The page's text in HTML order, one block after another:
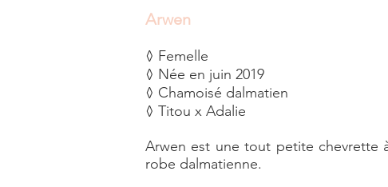
Arwen
◊ Femelle
◊ Née en juin 2019
◊ Chamoisé dalmatien
◊ Titou x Adalie
Arwen est une tout petite chevrette
robe dalmatienne.